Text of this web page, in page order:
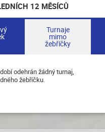
12 MĚSÍCŮ
Turnaje
mimo
žebříčky
odehrán žádný turnaj,
žebříčku.